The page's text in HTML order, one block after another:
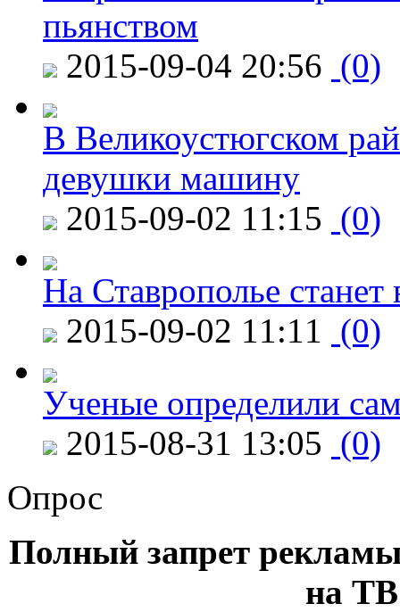
пьянством
2015-09-04 20:56 (0)
В Великоустюгском
девушки машину
2015-09-02 11:15 (0)
На Ставрополье
2015-09-02 11:11 (0)
Ученые определили
2015-08-31 13:05 (0)
Опрос
Полный запрет
на ТВ